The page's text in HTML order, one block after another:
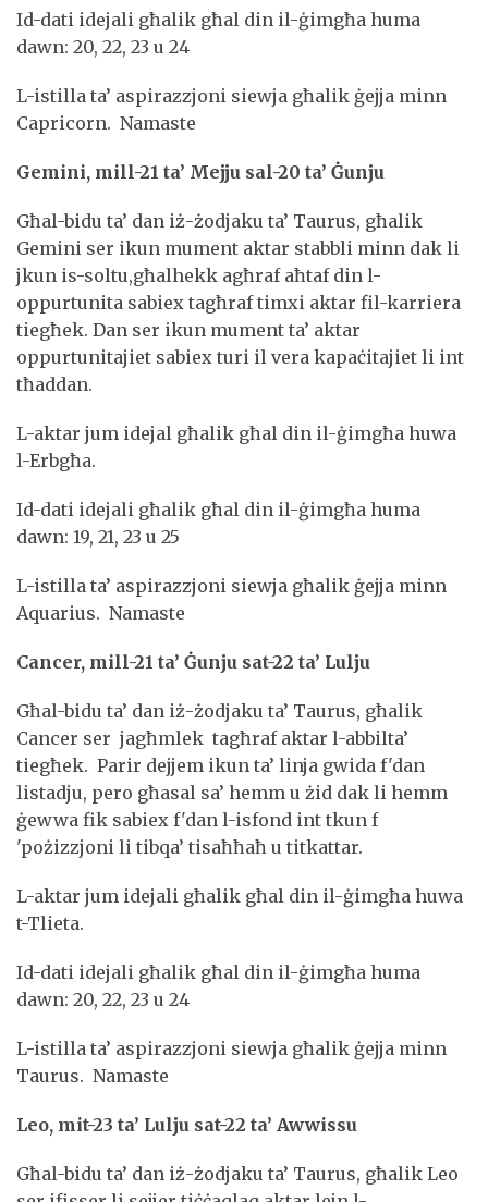
Id-dati idejali għalik għal din il-ġimgħa huma
dawn: 20, 22, 23 u 24
L-istilla ta’ aspirazzjoni siewja għalik ġejja minn
Capricorn. Namaste
Gemini, mill-21 ta’ Mejju sal-20 ta’ Ġunju
Għal-bidu ta’ dan iż-żodjaku ta’ Taurus, għalik
Gemini ser ikun mument aktar stabbli minn dak li
jkun is-soltu,għalhekk agħraf aħtaf din l-
oppurtunita sabiex tagħraf timxi aktar fil-karriera
tiegħek. Dan ser ikun mument ta’ aktar
oppurtunitajiet sabiex turi il vera kapaċitajiet li int
tħaddan.
L-aktar jum idejal għalik għal din il-ġimgħa huwa
l-Erbgħa.
Id-dati idejali għalik għal din il-ġimgħa huma
dawn: 19, 21, 23 u 25
L-istilla ta’ aspirazzjoni siewja għalik ġejja minn
Aquarius. Namaste
Cancer, mill-21 ta’ Ġunju sat-22 ta’ Lulju
Għal-bidu ta’ dan iż-żodjaku ta’ Taurus, għalik
Cancer ser jagħmlek tagħraf aktar l-abbilta’
tiegħek. Parir dejjem ikun ta’ linja gwida f'dan
listadju, pero għasal sa’ hemm u żid dak li hemm
ġewwa fik sabiex f'dan l-isfond int tkun f
'pożizzjoni li tibqa’ tisaħħaħ u titkattar.
L-aktar jum idejali għalik għal din il-ġimgħa huwa
t-Tlieta.
Id-dati idejali għalik għal din il-ġimgħa huma
dawn: 20, 22, 23 u 24
L-istilla ta’ aspirazzjoni siewja għalik ġejja minn
Taurus. Namaste
Leo, mit-23 ta’ Lulju sat-22 ta’ Awwissu
Għal-bidu ta’ dan iż-żodjaku ta’ Taurus, għalik Leo